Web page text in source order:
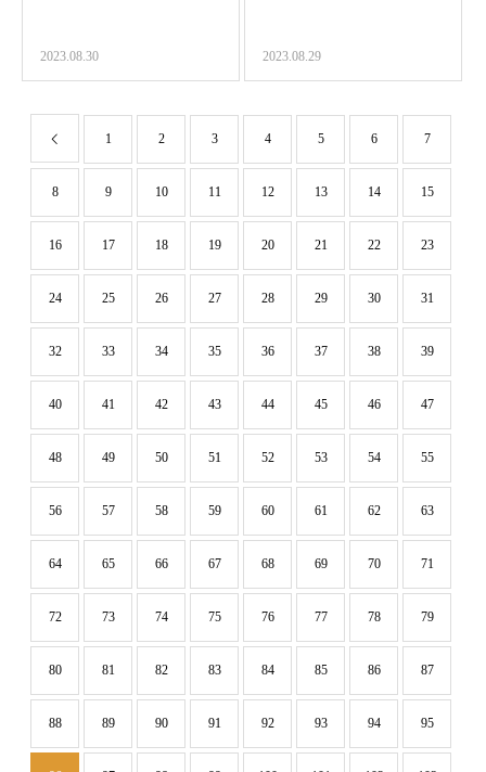
2023.08.30 2023.08.29
1 2 3 4 5 6 7
8 9 10 11 12 13 14 15
16 17 18 19 20 21 22 23
24 25 26 27 28 29 30 31
32 33 34 35 36 37 38 39
40 41 42 43 44 45 46 47
48 49 50 51 52 53 54 55
56 57 58 59 60 61 62 63
64 65 66 67 68 69 70 71
72 73 74 75 76 77 78 79
80 81 82 83 84 85 86 87
88 89 90 91 92 93 94 95